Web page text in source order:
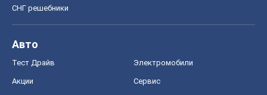
СНГ решебники
Авто
Тест Драйв Электромобили
Акции Сервис